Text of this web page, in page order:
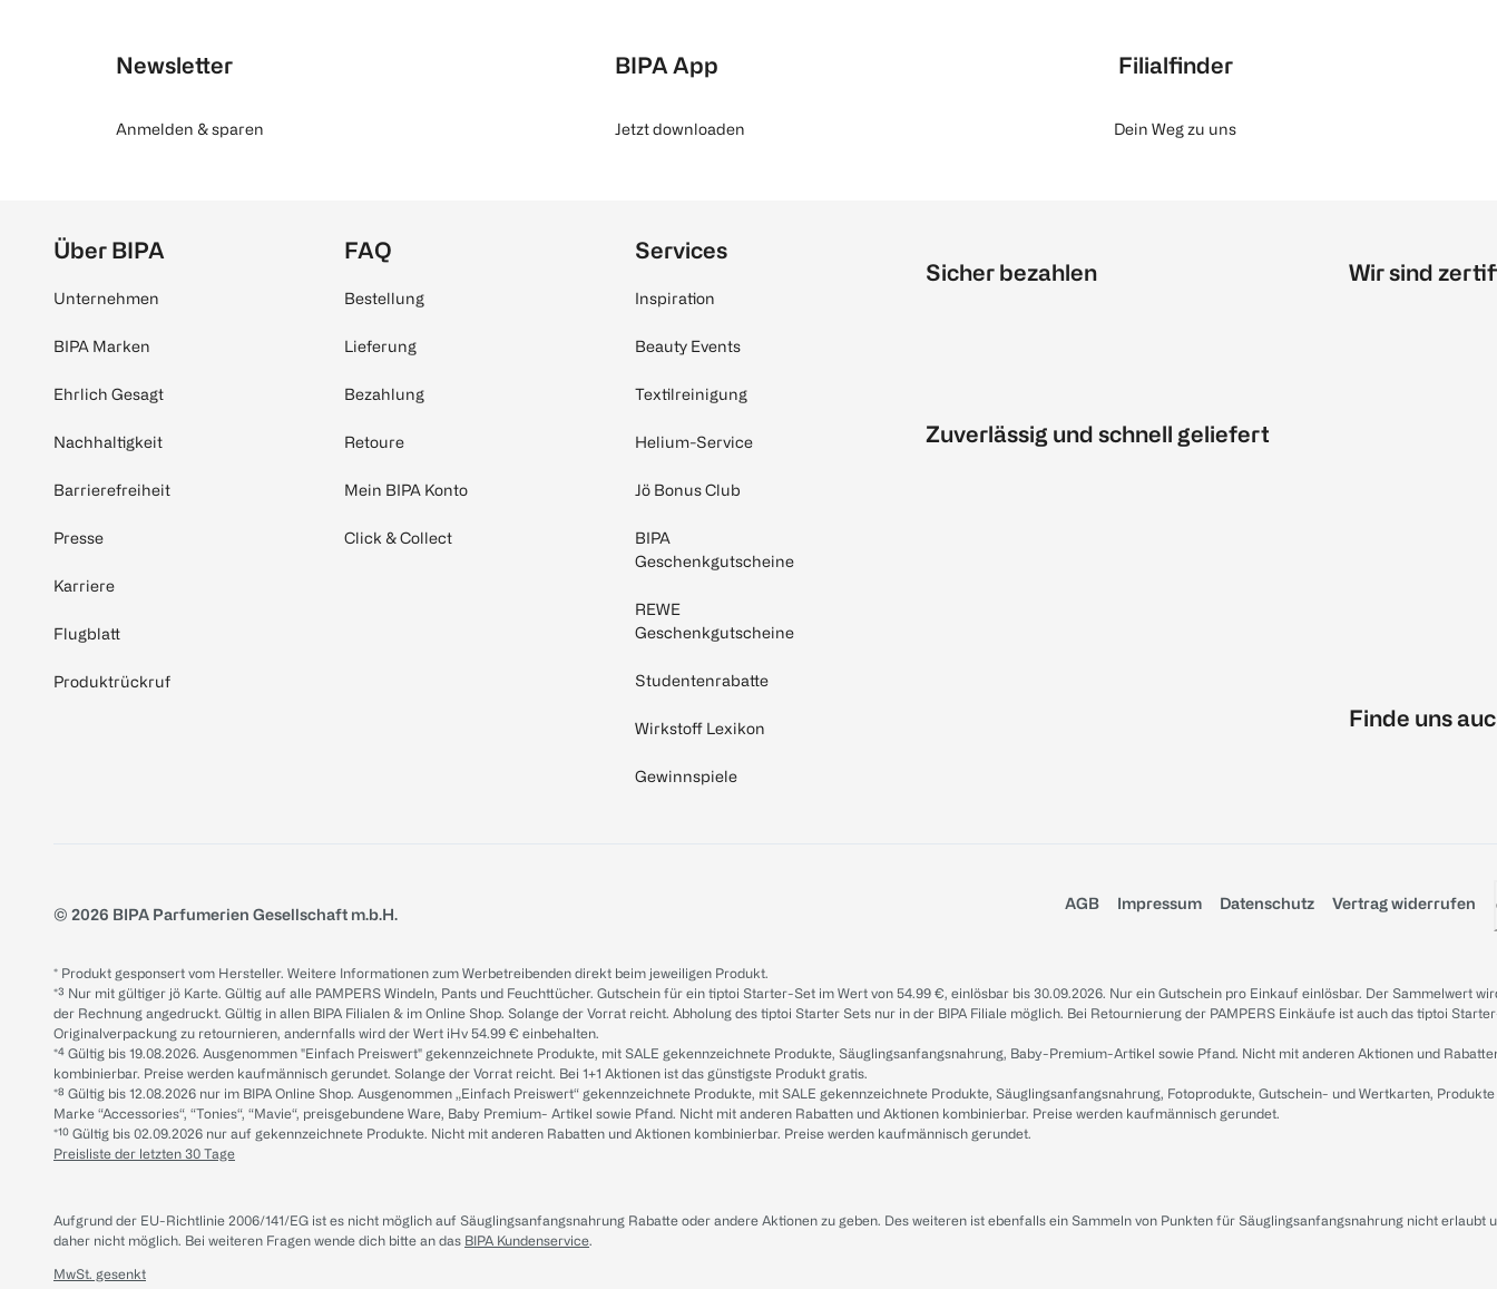
Newsletter
Anmelden & sparen
BIPA App
Jetzt downloaden
Filialfinder
Dein Weg zu uns
Über BIPA
Unternehmen
BIPA Marken
Ehrlich Gesagt
Nachhaltigkeit
Barrierefreiheit
Presse
Karriere
Flugblatt
Produktrückruf
FAQ
Bestellung
Lieferung
Bezahlung
Retoure
Mein BIPA Konto
Click & Collect
Services
Inspiration
Beauty Events
Textilreinigung
Helium-Service
Jö Bonus Club
BIPA
Geschenkgutscheine
REWE
Geschenkgutscheine
Studentenrabatte
Wirkstoff Lexikon
Gewinnspiele
Sicher bezahlen
Zuverlässig und schnell geliefert
Wir sind
Finde uns
© 2026 BIPA Parfumerien Gesellschaft m.b.H.
AGB Impressum Datenschutz Vertrag widerrufen
* Produkt gesponsert vom Hersteller. Weitere Informationen zum Werbetreibenden direkt beim jeweiligen Produkt.
*³ Nur mit gültiger jö Karte. Gültig auf alle PAMPERS Windeln, Pants und Feuchttücher. Gutschein für ein tiptoi Starter-Set im Wert von 54.99 €, einlösbar bis 30.09.2026. Nur ein Gutschein pro Einkauf einlösbar. Der Sammelwert
der Rechnung angedruckt. Gültig in allen BIPA Filialen & im Online Shop. Solange der Vorrat reicht. Abholung des tiptoi Starter Sets nur in der BIPA Filiale möglich. Bei Retournierung der PAMPERS Einkäufe ist auch das tiptoi
Originalverpackung zu retournieren, andernfalls wird der Wert iHv 54.99 € einbehalten.
*⁴ Gültig bis 19.08.2026. Ausgenommen "Einfach Preiswert" gekennzeichnete Produkte, mit SALE gekennzeichnete Produkte, Säuglingsanfangsnahrung, Baby-Premium-Artikel sowie Pfand. Nicht mit anderen Aktionen und
kombinierbar. Preise werden kaufmännisch gerundet. Solange der Vorrat reicht. Bei 1+1 Aktionen ist das günstigste Produkt gratis.
*⁸ Gültig bis 12.08.2026 nur im BIPA Online Shop. Ausgenommen „Einfach Preiswert“ gekennzeichnete Produkte, mit SALE gekennzeichnete Produkte, Säuglingsanfangsnahrung, Fotoprodukte, Gutschein- und Wertkarten,
Marke “Accessories“, “Tonies“, “Mavie“, preisgebundene Ware, Baby Premium- Artikel sowie Pfand. Nicht mit anderen Rabatten und Aktionen kombinierbar. Preise werden kaufmännisch gerundet.
*¹⁰ Gültig bis 02.09.2026 nur auf gekennzeichnete Produkte. Nicht mit anderen Rabatten und Aktionen kombinierbar. Preise werden kaufmännisch gerundet.
Preisliste der letzten 30 Tage
Aufgrund der EU-Richtlinie 2006/141/EG ist es nicht möglich auf Säuglingsanfangsnahrung Rabatte oder andere Aktionen zu geben. Des weiteren ist ebenfalls ein Sammeln von Punkten für Säuglingsanfangsnahrung nicht erlaubt
daher nicht möglich. Bei weiteren Fragen wende dich bitte an das BIPA Kundenservice.
MwSt. gesenkt